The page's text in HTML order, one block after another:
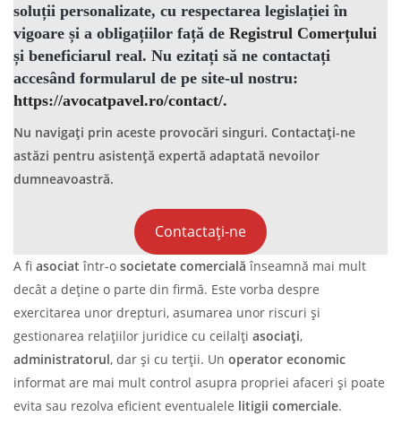
soluții personalizate, cu respectarea legislației în
vigoare și a obligațiilor față de Registrul Comerțului
și beneficiarul real. Nu ezitați să ne contactați
accesând formularul de pe site-ul nostru:
https://avocatpavel.ro/contact/.
Nu navigați prin aceste provocări singuri. Contactați-ne
astăzi pentru asistență expertă adaptată nevoilor
dumneavoastră.
Contactați-ne
A fi asociat într-o societate comercială înseamnă mai mult
decât a deține o parte din firmă. Este vorba despre
exercitarea unor drepturi, asumarea unor riscuri și
gestionarea relațiilor juridice cu ceilalți asociați,
administratorul, dar și cu terții. Un operator economic
informat are mai mult control asupra propriei afaceri și poate
evita sau rezolva eficient eventualele litigii comerciale.